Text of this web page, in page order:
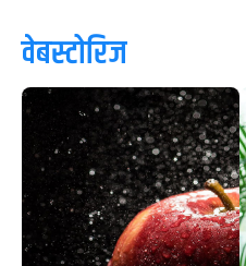
वेबस्टोरिज